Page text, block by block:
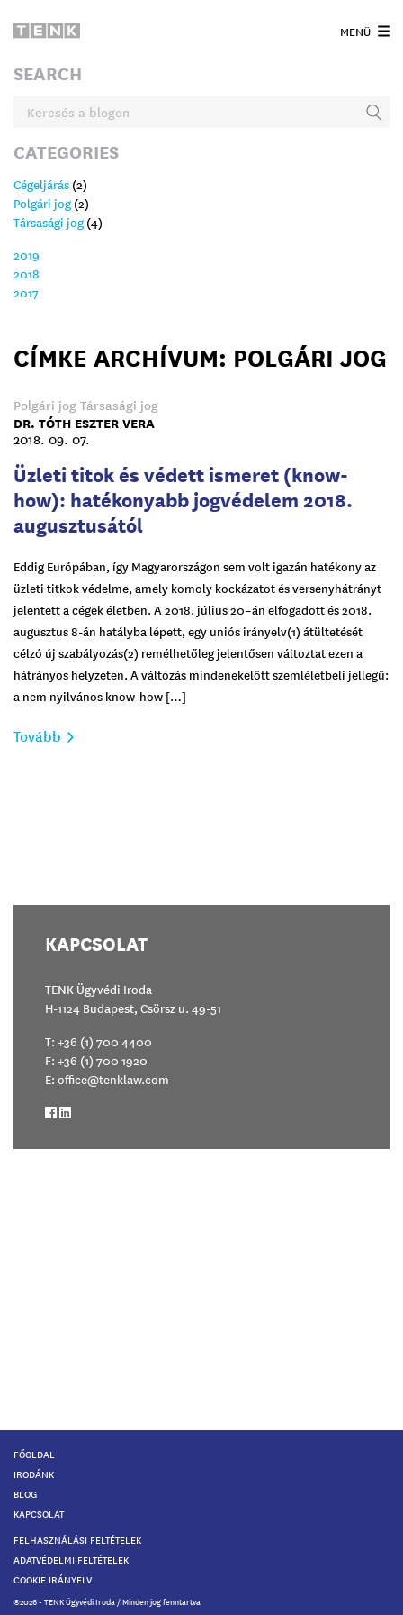
MENÜ
SEARCH
CATEGORIES
Cégeljárás (2)
Polgári jog (2)
Társasági jog (4)
2019
2018
2017
CÍMKE ARCHÍVUM: POLGÁRI JOG
Polgári jog Társasági jog
DR. TÓTH ESZTER VERA
2018. 09. 07.
Üzleti titok és védett ismeret (know-
how): hatékonyabb jogvédelem 2018.
augusztusától
Eddig Európában, így Magyarországon sem volt igazán hatékony az
üzleti titkok védelme, amely komoly kockázatot és versenyhátrányt
jelentett a cégek életben. A 2018. július 20–án elfogadott és 2018.
augusztus 8-án hatályba lépett, egy uniós irányelv(1) átültetését
célzó új szabályozás(2) remélhetőleg jelentősen változtat ezen a
hátrányos helyzeten. A változás mindenekelőtt szemléletbeli jellegű:
a nem nyilvános know-how […]
Tovább
KAPCSOLAT
TENK Ügyvédi Iroda
H-1124 Budapest, Csörsz u. 49-51
T: +36 (1) 700 4400
F: +36 (1) 700 1920
E: office@tenklaw.com
FŐOLDAL
IRODÁNK
BLOG
KAPCSOLAT
FELHASZNÁLÁSI FELTÉTELEK
ADATVÉDELMI FELTÉTELEK
COOKIE IRÁNYELV
©2026 - TENK Ügyvédi Iroda / Minden jog fenntartva